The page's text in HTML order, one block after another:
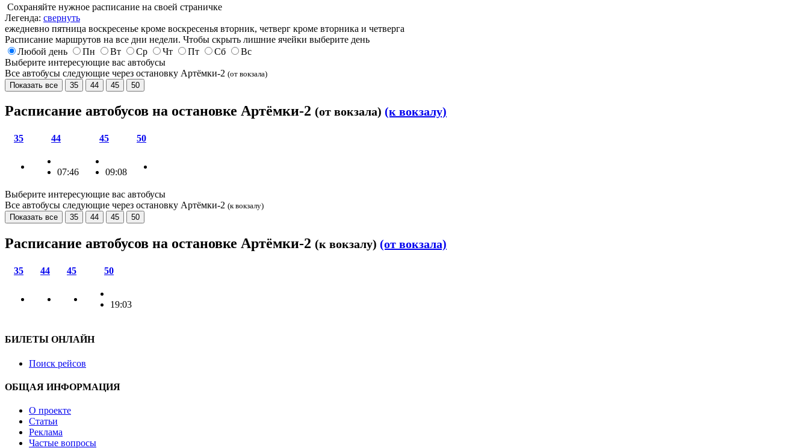
Сохраняйте нужное расписание на своей страничке
Легенда: свернуть
ежедневно пятница воскресенье кроме воскресенья вторник, четверг кроме вторника и четверга
Расписание маршрутов на все дни недели. Чтобы скрыть лишние ячейки выберите день
Любой день
Пн Вт Ср Чт Пт Сб
Вс
Выберите интересующие вас автобусы
Все автобусы следующие через остановку Артёмки-2 (от вокзала)
Показать все
35 44 45 50
Расписание автобусов на остановке Артёмки-2 (от вокзала) (к вокзалу)
35 44 45 50
07:46 09:08
Выберите интересующие вас автобусы
Все автобусы следующие через остановку Артёмки-2 (к вокзалу)
Показать все
35 44 45 50
Расписание автобусов на остановке Артёмки-2 (к вокзалу) (от вокзала)
35 44 45 50
19:03
БИЛЕТЫ ОНЛАЙН
Поиск рейсов
ОБЩАЯ ИНФОРМАЦИЯ
О проекте
Статьи
Реклама
Частые вопросы